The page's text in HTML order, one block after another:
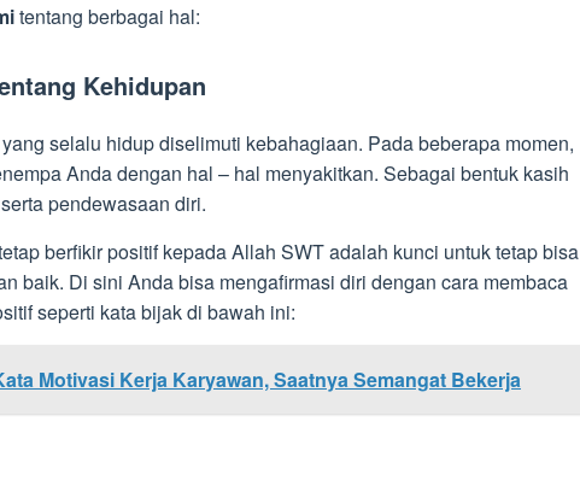
tentang berbagai hal:
Kehidupan
selalu hidup diselimuti kebahagiaan. Pada beberapa momen,
Anda dengan hal – hal menyakitkan. Sebagai bentuk kasih
pendewasaan diri.
berfikir positif kepada Allah SWT adalah kunci untuk tetap bisa
baik. Di sini Anda bisa mengafirmasi diri dengan cara membaca
seperti kata bijak di bawah ini:
Motivasi Kerja Karyawan, Saatnya Semangat Bekerja